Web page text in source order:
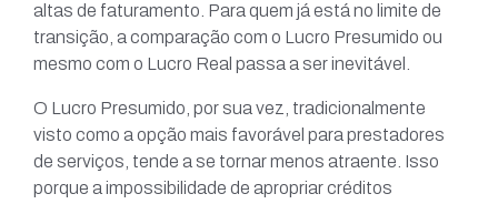
altas de faturamento. Para quem já está no limite de
transição, a comparação com o Lucro Presumido ou
mesmo com o Lucro Real passa a ser inevitável.
O Lucro Presumido, por sua vez, tradicionalmente
visto como a opção mais favorável para prestadores
de serviços, tende a se tornar menos atraente. Isso
porque a impossibilidade de apropriar créditos